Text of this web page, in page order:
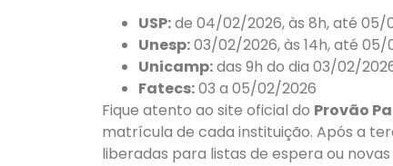
USP:de 04/02/2026, às 8h, até 05/
Unesp:03/02/2026, às 14h, até 05/
Unicamp:das 9h do dia 03/02/
Fatecs:03 a 05/02/2026
Fique atento ao site oficial do Provão
matrícula de cada instituição. Após a
liberadas para listas de espera ou